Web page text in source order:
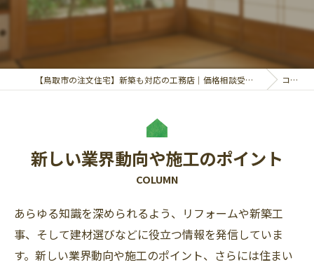
【鳥取市の注文住宅】新築も対応の工務店｜価格相談受付中｜有限会社マエタ木材 コラム
新しい業界動向や施工のポイント
COLUMN
あらゆる知識を深められるよう、リフォームや新築工
事、そして建材選びなどに役立つ情報を発信していま
す。新しい業界動向や施工のポイント、さらには住まい